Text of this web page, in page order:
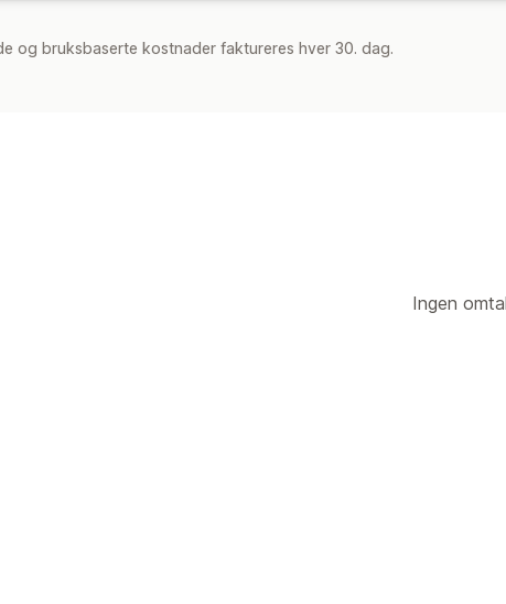
og bruksbaserte kostnader faktureres hver 30. dag.
Ingen